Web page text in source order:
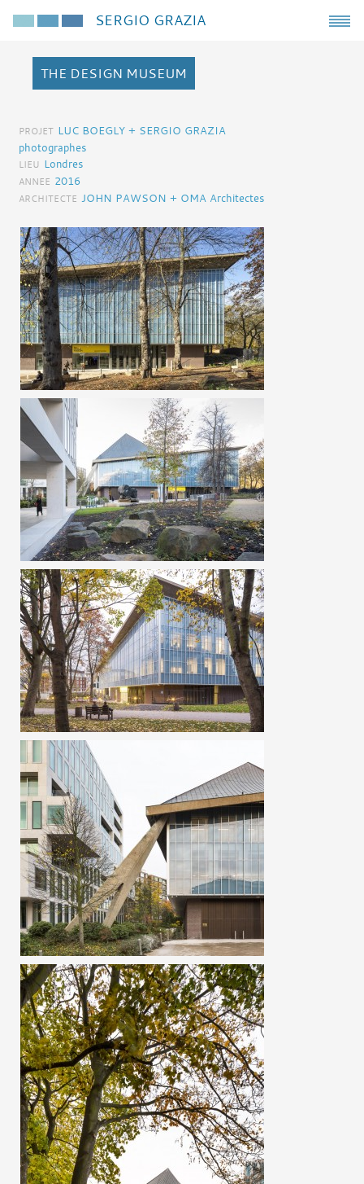
SERGIO GRAZIA
THE DESIGN MUSEUM
PROJET LUC BOEGLY + SERGIO GRAZIA
photographes
LIEU Londres
ANNEE 2016
ARCHITECTE JOHN PAWSON + OMA Architectes